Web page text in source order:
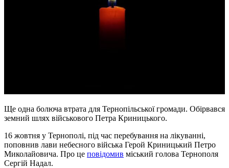
Ще одна болюча втрата для Тернопільської громади. Обірвався
земний шлях військового Петра Криницького.
16 жовтня у Тернополі, під час перебування на лікуванні,
поповнив лави небесного війська Герой Криницький Петро
Миколайовича. Про це повідомив міський голова Тернополя
Сергій Надал.